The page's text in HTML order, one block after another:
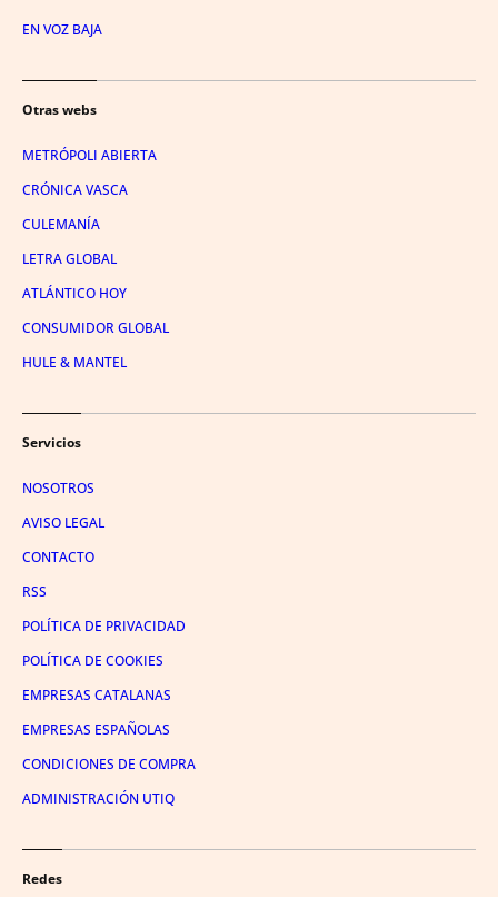
EN VOZ BAJA
Otras webs
METRÓPOLI ABIERTA
CRÓNICA VASCA
CULEMANÍA
LETRA GLOBAL
ATLÁNTICO HOY
CONSUMIDOR GLOBAL
HULE & MANTEL
Servicios
NOSOTROS
AVISO LEGAL
CONTACTO
RSS
POLÍTICA DE PRIVACIDAD
POLÍTICA DE COOKIES
EMPRESAS CATALANAS
EMPRESAS ESPAÑOLAS
CONDICIONES DE COMPRA
ADMINISTRACIÓN UTIQ
Redes